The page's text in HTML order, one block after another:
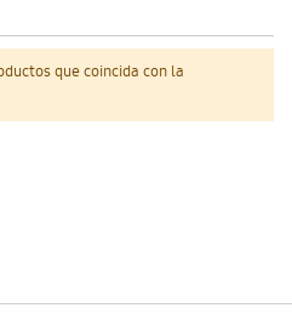
que coincida con la